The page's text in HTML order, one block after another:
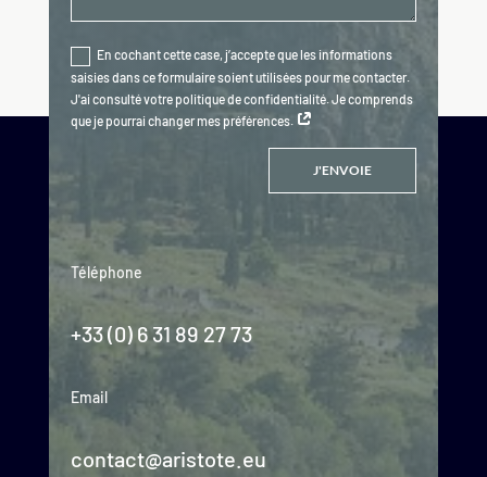
En cochant cette case, j’accepte que les informations
saisies dans ce formulaire soient utilisées pour me contacter.
J'ai consulté votre politique de confidentialité. Je comprends
que je pourrai changer mes préférences.
J'ENVOIE
Téléphone
+33 (0) 6 31 89 27 73
Email
contact@aristote.eu